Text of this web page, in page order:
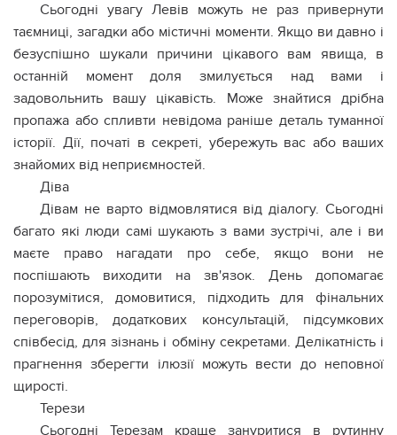
Сьогодні увагу Левів можуть не раз привернути
таємниці, загадки або містичні моменти. Якщо ви давно і
безуспішно шукали причини цікавого вам явища, в
останній момент доля змилується над вами і
задовольнить вашу цікавість. Може знайтися дрібна
пропажа або спливти невідома раніше деталь туманної
історії. Дії, початі в секреті, убережуть вас або ваших
знайомих від неприємностей.
Діва
Дівам не варто відмовлятися від діалогу. Сьогодні
багато які люди самі шукають з вами зустрічі, але і ви
маєте право нагадати про себе, якщо вони не
поспішають виходити на зв'язок. День допомагає
порозумітися, домовитися, підходить для фінальних
переговорів, додаткових консультацій, підсумкових
співбесід, для зізнань і обміну секретами. Делікатність і
прагнення зберегти ілюзії можуть вести до неповної
щирості.
Терези
Сьогодні Терезам краще зануритися в рутинну